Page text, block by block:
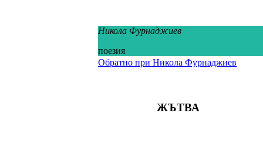
Никола Фурнаджиев
поезия
Обратно при Никола Фурнаджиев
ЖЪТВА